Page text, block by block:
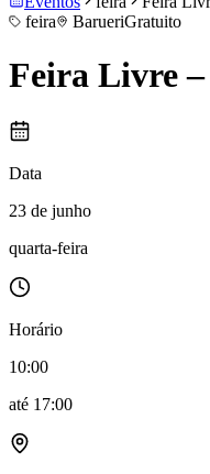
feira
BarueriGratuito
Feira Livre
Data
23 de junho
quarta-feira
Horário
10:00
até 17:00